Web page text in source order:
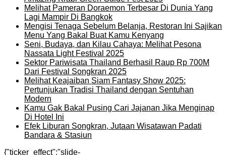
Melihat Pameran Doraemon Terbesar Di Dunia Yang
Lagi Mampir Di Bangkok
Mengisi Tenaga Sebelum Belanja, Restoran Ini Sajikan
Menu Yang Bakal Buat Kamu Kenyang
Seni, Budaya, dan Kilau Cahaya: Melihat Pesona
Nassata Light Festival 2025
Sektor Pariwisata Thailand Berhasil Raup Rp 700M
Dari Festival Songkran 2025
Melihat Keajaiban Siam Fantasy Show 2025:
Pertunjukan Tradisi Thailand dengan Sentuhan
Modern
Kamu Gak Bakal Pusing Cari Jajanan Jika Menginap
Di Hotel Ini
Efek Liburan Songkran, Jutaan Wisatawan Padati
Bandara & Stasiun
{"ticker_effect":"slide-